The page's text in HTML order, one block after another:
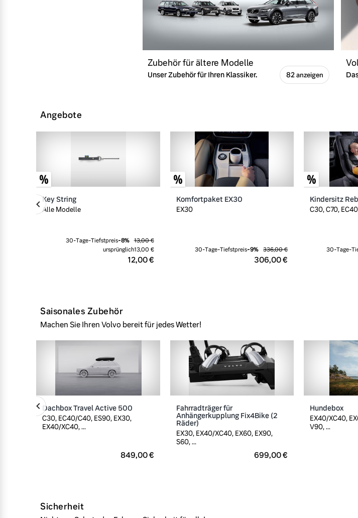
Zubehör für ältere Modelle
Unser Zubehör für Ihren Klassiker. 82 anzeigen
Angebote
Key String
Alle Modelle
12,00 €
30-Tage-Tiefstpreis-8%
13,00 €
ursprünglich13,00 €
Komfortpaket EX30
EX30
306,00 €
30-Tage-Tiefstpreis-9% 336,00 €
Kindersitz
C30, C70,
30-Tage-
Saisonales Zubehör
Machen Sie Ihren Volvo bereit für jedes Wetter!
Dachbox Travel Active 500
C30, EC40/C40, ES90, EX30,
EX40/XC40, ...
849,00 €
Fahrradträger für
Anhängerkupplung Fix4Bike (2
Räder)
EX30, EX40/XC40, EX60, EX90,
S60, ...
699,00 €
Hundebox
EX40/XC40,
V90, ...
Sicherheit